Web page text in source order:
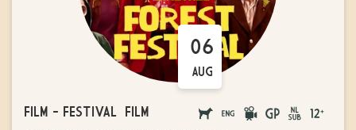
FILM - FESTIVAL FILM
AANGELIJNDE
ENGELS
FILM GROTE
VANAF
06
AUG